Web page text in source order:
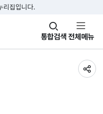
리집입니다.
통합검색
창
열기 전체메뉴